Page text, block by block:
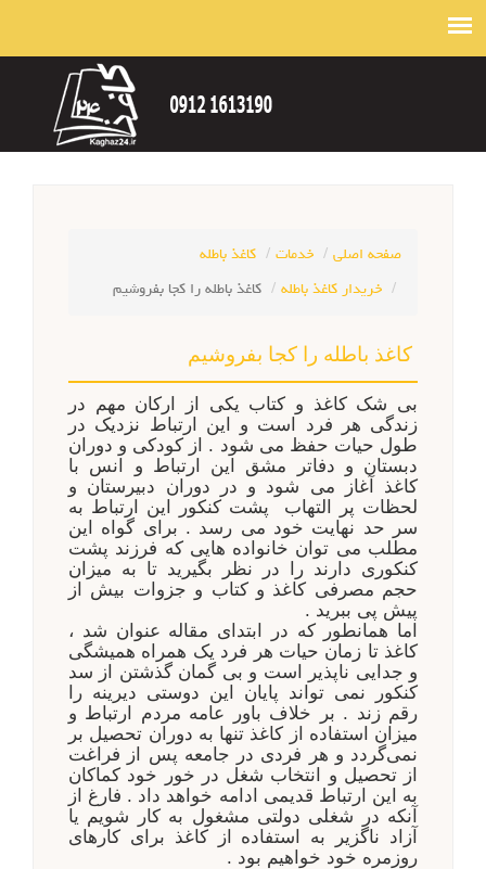
صفحه اصلی خدمات
کاغذ باطله
خریدار کاغذ باطله
کاغذ باطله را کجا بفروشیم
کاغذ باطله را کجا بفروشیم
بی شک کاغذ و کتاب یکی از ارکان مهم در
زندگی هر فرد است و این ارتباط نزدیک در
طول حیات حفظ می شود . از کودکی و دوران
دبستان و دفاتر مشق این ارتباط و انس با
کاغذ آغاز می شود و در دوران دبیرستان و
لحظات پر التهاب پشت کنکور این ارتباط به
سر حد نهایت خود می رسد . برای گواه این
مطلب می توان خانواده هایی که فرزند پشت
کنکوری دارند را در نظر بگیرید تا به میزان
حجم مصرفی کاغذ و کتاب و جزوات بیش از
پیش پی ببرید .
اما همانطور که در ابتدای مقاله عنوان شد ،
کاغذ تا زمان حیات هر فرد یک همراه همیشگی
و جدایی ناپذیر است و بی گمان گذشتن از سد
کنکور نمی تواند پایان این دوستی دیرینه را
رقم زند . بر خلاف باور عامه مردم ارتباط و
میزان استفاده از کاغذ تنها به دوران تحصیل بر
نمی‌گردد و هر فردی در جامعه پس از فراغت
از تحصیل و انتخاب شغل در خور خود کماکان
به این ارتباط قدیمی ادامه خواهد داد . فارغ از
آنکه در شغلی دولتی مشغول به کار شویم یا
آزاد ناگزیر به استفاده از کاغذ برای کارهای
روزمره خود خواهیم بود .